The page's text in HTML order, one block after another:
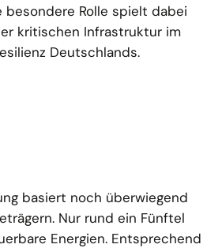
besondere Rolle spielt dabei
kritischen Infrastruktur im
Deutschlands.
basiert noch überwiegend
Nur rund ein Fünftel
Energien. Entsprechend